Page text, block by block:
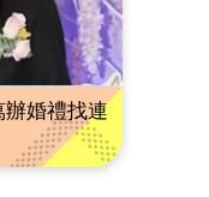
婚禮找連